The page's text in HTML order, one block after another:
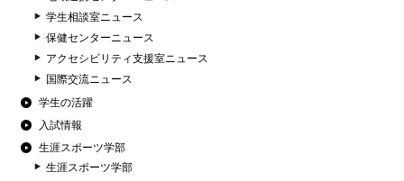
学生相談室ニュース
保健センターニュース
アクセシビリティ支援室ニュース
国際交流ニュース
学生の活躍
入試情報
生涯スポーツ学部
生涯スポーツ学部